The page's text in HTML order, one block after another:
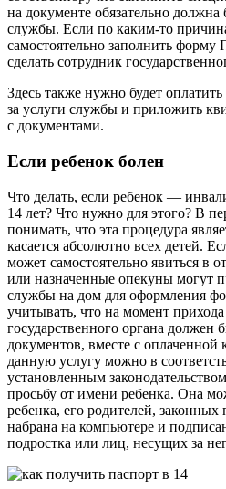
на документе обязательно должна
службы. Если по каким-то
самостоятельно заполнить форму
сделать сотрудник
Здесь также нужно будет
за услуги службы и приложить
с документами.
Если ребенок болен
Что делать, если ребенок —
14 лет? Что нужно для этого? В
понимать, что эта процедура
касается абсолютно всех детей.
может самостоятельно явиться в
или назначенные опекуны могут
службы на дом для оформления
учитывать, что на момент прихода
государственного органа должен
документов, вместе с оплаченной
данную услугу можно в
установленным
просьбу от имени ребенка. Она
ребенка, его родителей, законных
набрана на компьютере и
подростка или лиц, несущих за